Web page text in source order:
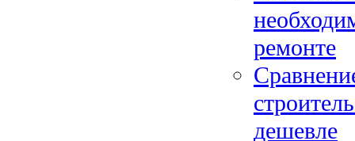
ремонте
дешевле